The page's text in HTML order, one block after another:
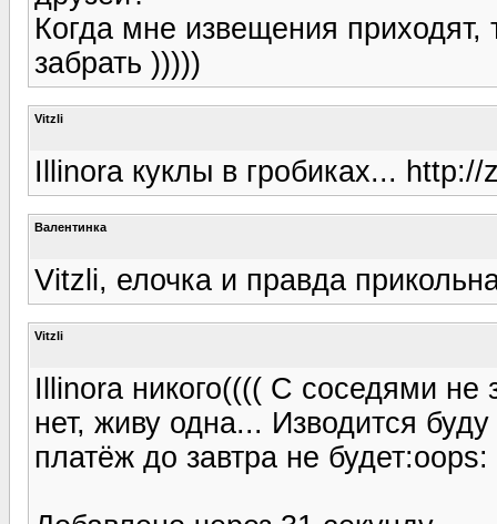
Когда мне извещения приходят,
забрать )))))
Vitzli
Illinora куклы в гробиках...
Валентинка
Vitzli, елочка и правда
Vitzli
Illinora никого(((( С соседями не
нет, живу одна... Изводится
платёж до завтра не будет:oops: